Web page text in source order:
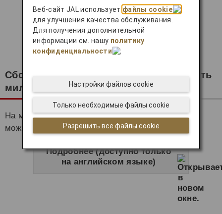
обслуживания на
премиальных
международных рейсах JAL в
аэропорту
Сбор за перевес багажа можно оплатить
милями JMB!
На международных рейсах JAL перевес багажа
можно оплатить милями JMB.
Подробнее (доступно только
на английском языке)
Веб-сайт JAL использует файлы cookie
для улучшения качества обслуживания.
Для получения дополнительной
информации см. нашу политику
конфиденциальности
.
Разрешить все файлы cookie
Только необходимые файлы cookie
Настройки файлов cookie